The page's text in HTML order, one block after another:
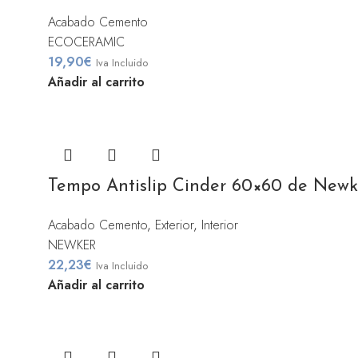
Acabado Cemento
ECOCERAMIC
19,90€ Iva Incluido
Añadir al carrito
Tempo Antislip Cinder 60×60 de
Acabado Cemento, Exterior, Interior
NEWKER
22,23€ Iva Incluido
Añadir al carrito